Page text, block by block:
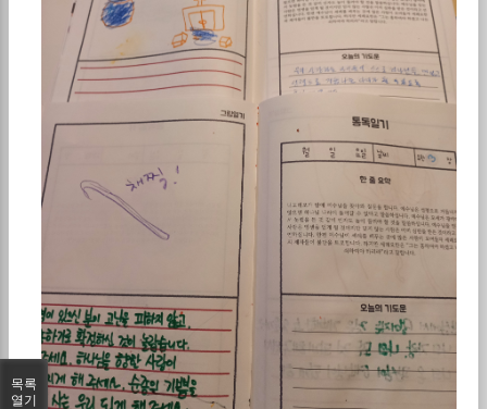
목록
열기